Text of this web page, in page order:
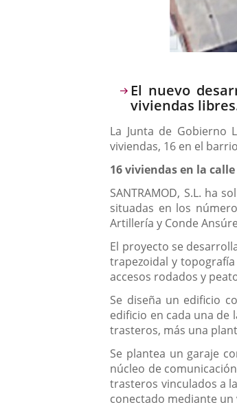
Descripción
El nuevo
viviendas
La Junta de Gobierno
viviendas, 16 en el
16 viviendas en la
SANTRAMOD, S.L. ha
situadas en los
Artillería y Conde
El proyecto se
trapezoidal y
accesos rodados y
Se diseña un edificio
edificio en cada una de
trasteros, más una
Se plantea un garaje
núcleo de
trasteros vinculados a
conectado mediante un